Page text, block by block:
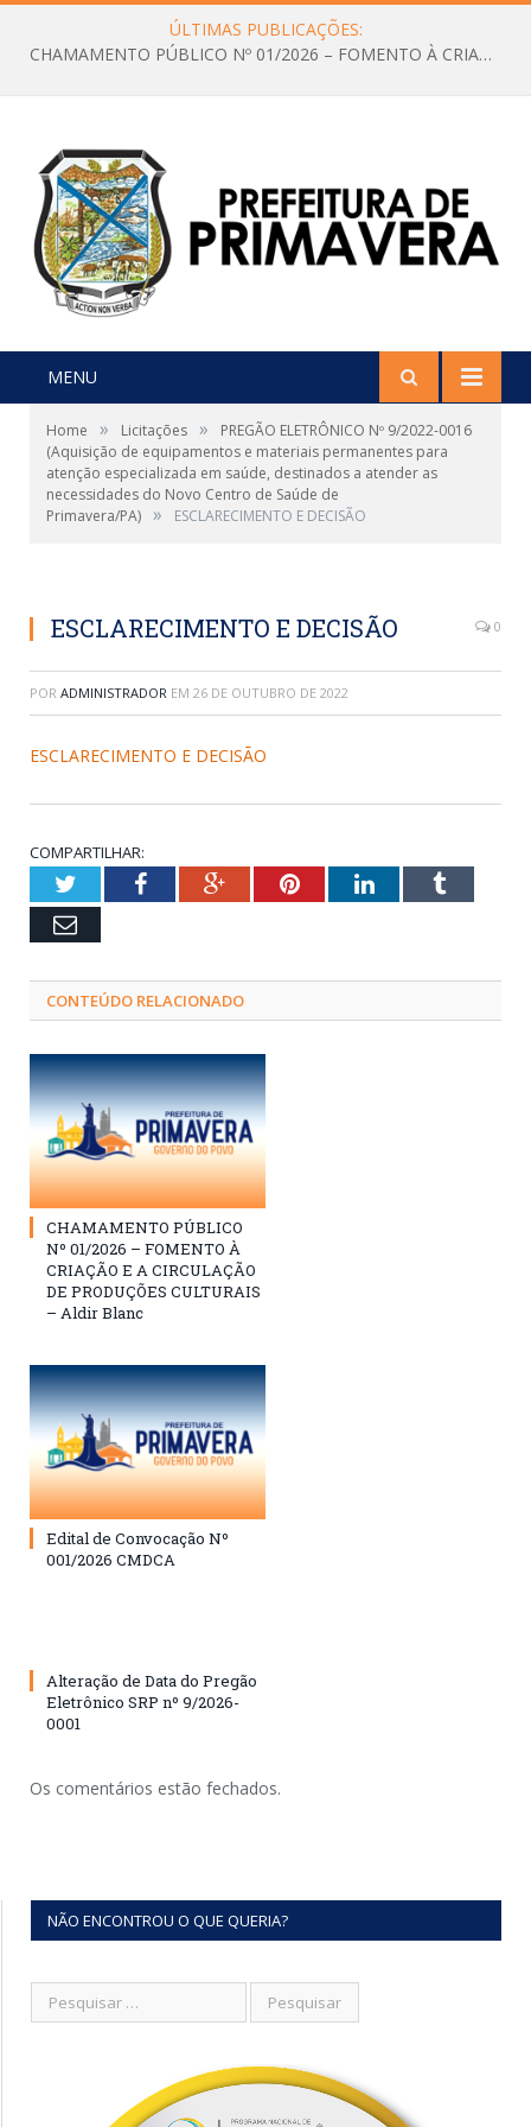
ÚLTIMAS PUBLICAÇÕES:
CHAMAMENTO PÚBLICO Nº 01/2026 – FOMENTO À CRIAÇÃO E A CIRCULAÇÃO DE PRODUÇÕES CULTURAIS – Aldir Blanc
MENU
Home » Licitações »
PREGÃO ELETRÔNICO Nº 9/2022-0016
(Aquisição de equipamentos e materiais permanentes para
atenção especializada em saúde, destinados a atender as
necessidades do Novo Centro de Saúde de
Primavera/PA) » ESCLARECIMENTO E DECISÃO
ESCLARECIMENTO E DECISÃO 0
POR ADMINISTRADOR EM 26 DE OUTUBRO DE 2022
ESCLARECIMENTO E DECISÃO
COMPARTILHAR:
TwitterFacebookGoogle+PinterestLinkedInTumblr
Email
CONTEÚDO RELACIONADO
CHAMAMENTO PÚBLICO
Nº 01/2026 – FOMENTO À
CRIAÇÃO E A CIRCULAÇÃO
DE PRODUÇÕES CULTURAIS
– Aldir Blanc
Edital de Convocação Nº
001/2026 CMDCA
Alteração de Data do Pregão
Eletrônico SRP nº 9/2026-
0001
Os comentários estão fechados.
NÃO ENCONTROU O QUE QUERIA?